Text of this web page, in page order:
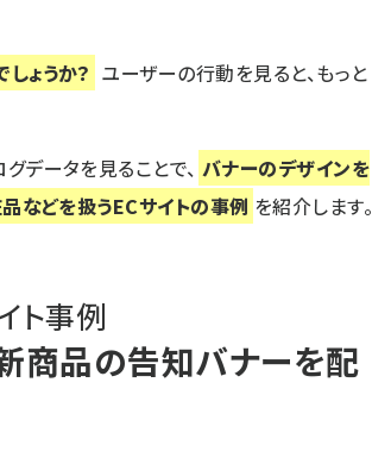
ょうか？ ユーザーの行動を見ると、もっと
データを見ることで、 バナーのデザインを
などを扱うECサイトの事例 を紹介します。
ト事例
商品の告知バナーを配